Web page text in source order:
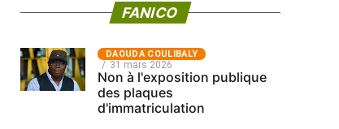
FANICO
‎DAOUDA COULIBALY
31 mars 2026
Non à l'exposition publique
des plaques
d'immatriculation